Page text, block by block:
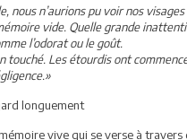
nous n’aurions pu voir nos
vide. Quelle grande
l’odorat ou le goût.
touché. Les étourdis ont
longuement
vive qui se verse à